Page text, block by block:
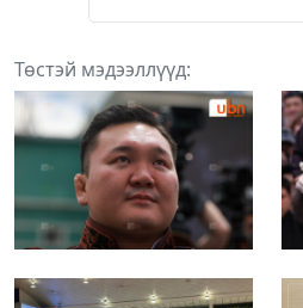
Төстэй мэдээллүүд: